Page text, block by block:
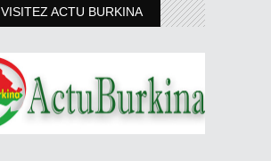
VISITEZ ACTU BURKINA